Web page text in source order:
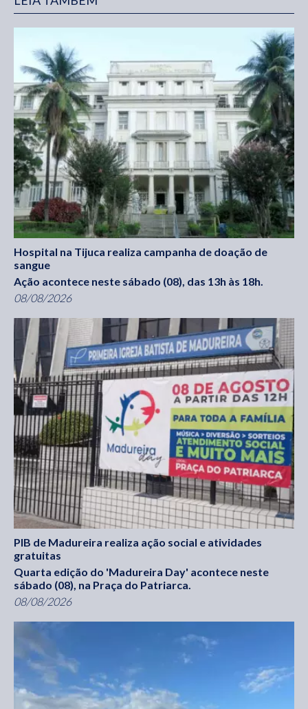
Hospital na Tijuca realiza campanha de doação de
sangue
Ação acontece neste sábado (08), das 13h às 18h.
08/08/2026
PIB de Madureira realiza ação social e atividades
gratuitas
Quarta edição do 'Madureira Day' acontece neste
sábado (08), na Praça do Patriarca.
08/08/2026